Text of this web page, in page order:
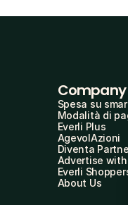
Company
Spesa su
Modalità di
Everli Plus
AgevolAzioni
Diventa
Advertise with
Everli
About Us